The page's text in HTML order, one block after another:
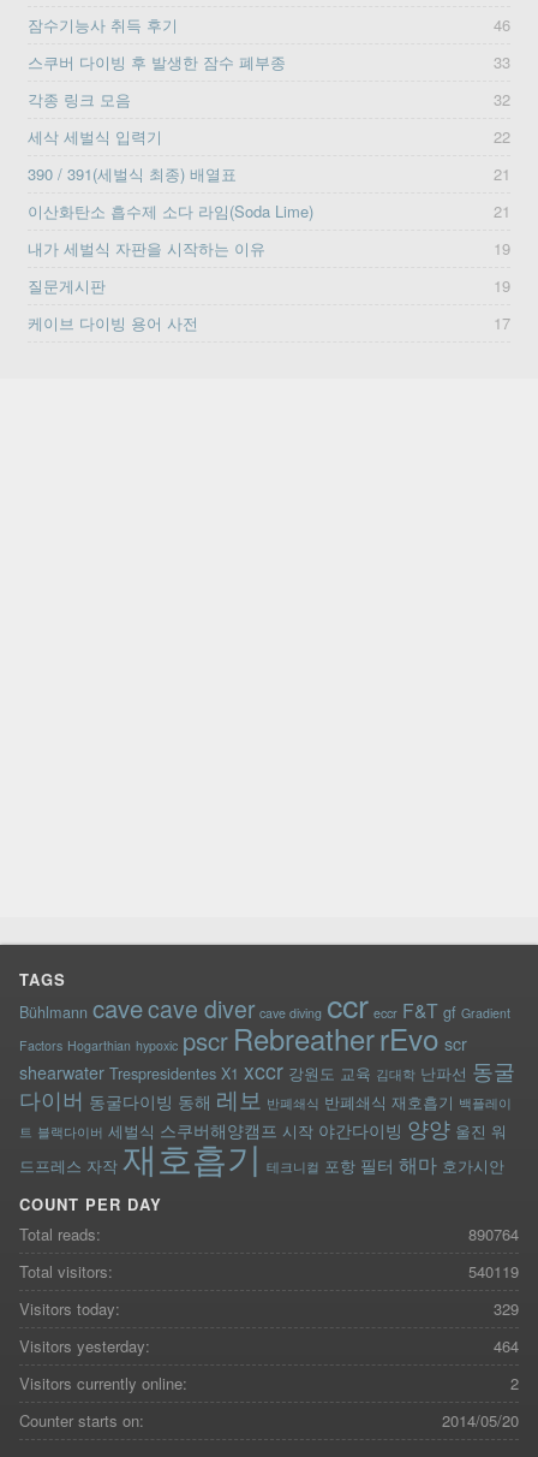
잠수기능사 취득 후기
46
스쿠버 다이빙 후 발생한 잠수 폐부종
33
각종 링크 모음
32
세삭 세벌식 입력기
22
390 / 391(세벌식 최종) 배열표
21
이산화탄소 흡수제 소다 라임(Soda Lime)
21
내가 세벌식 자판을 시작하는 이유
19
질문게시판
19
케이브 다이빙 용어 사전
17
TAGS
Bühlmann cavecave diver cave diving ccr eccr F&T gf Gradient
Factors Hogarthian hypoxic pscr RebreatherrEvo scr
shearwater Trespresidentes X1 xccr 강원도 교육 김대학 난파선 동굴
다이버 동굴다이빙 동해 레보 반폐쇄식 반폐쇄식 재호흡기 백플레이
트 블랙다이버 세벌식 스쿠버해양캠프 시작 야간다이빙 양양 울진 워
드프레스 자작 재호흡기 테크니컬 포항 필터 해마 호가시안
COUNT PER DAY
890764
Total reads:
540119
Total visitors:
329
Visitors today:
464
Visitors yesterday:
2
Visitors currently online:
2014/05/20
Counter starts on: